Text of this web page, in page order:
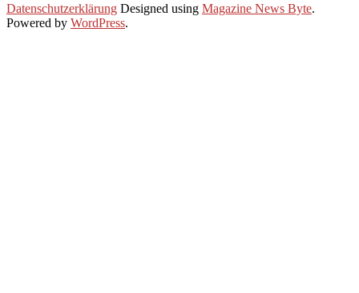
2020-
08-
Datenschutzerklärung Designed using Magazine News Byte.
Powered by WordPress.